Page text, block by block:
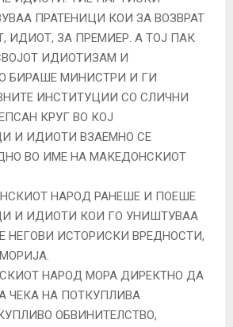
ПРАТЕНИЦИ КОИ ЗА ВОЗВРАТ
ИДИОТ, ЗА ПРЕМИЕР. А ТОЈ ПАК
ИДИОТИЗАМ И
БИРАШЕ МИНИСТРИ И ГИ
ИНСТИТУЦИИ СО СЛИЧНИ
КРУГ ВО КОЈ
И ИДИОТИ ВЗАЕМНО СЕ
ВО ИМЕ НА МАКЕДОНСКИОТ
НАРОД РАНЕШЕ И ПОЕШЕ
И ИДИОТИ КОИ ГО УНИШТУВАА
НЕГОВИ ИСТОРИСКИ ВРЕДНОСТИ,
НАРОД МОРА ДИРЕКТНО ДА
ЧЕКА НА ПОТКУПЛИВА
ОБВИНИТЕЛСТВО,